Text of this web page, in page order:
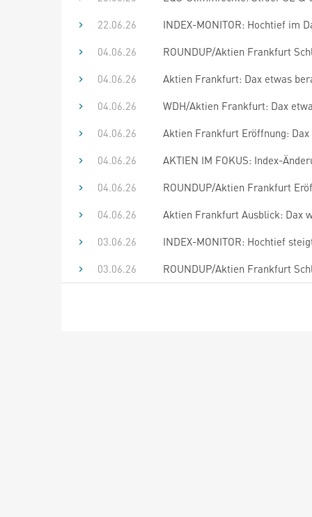
22.06.26
INDEX-MONITOR: Hochtief im
04.06.26
ROUNDUP/Aktien Frankfurt
04.06.26
Aktien Frankfurt: Dax etwas
04.06.26
WDH/Aktien Frankfurt: Dax
04.06.26
Aktien Frankfurt Eröffnung:
04.06.26
AKTIEN IM FOKUS: Index-
04.06.26
ROUNDUP/Aktien Frankfurt
04.06.26
Aktien Frankfurt Ausblick: Dax
03.06.26
INDEX-MONITOR: Hochtief
03.06.26
ROUNDUP/Aktien Frankfurt